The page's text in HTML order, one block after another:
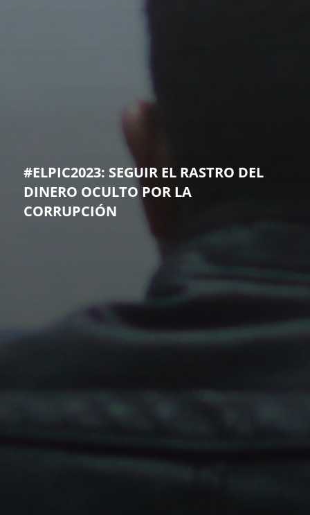
#ELPIC2023: SEGUIR EL RASTRO DEL
DINERO OCULTO POR LA
CORRUPCIÓN